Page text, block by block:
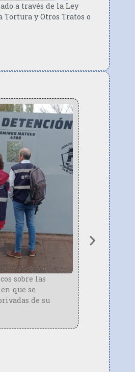
a través de la Ley
y Otros Tratos o
sobre las
se
de su
Elaborar
pueden
de las
encierro.